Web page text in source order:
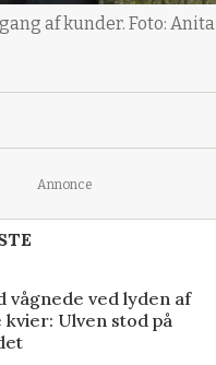
af kunder. Foto: Anita
Annonce
vågnede ved lyden af
Ulven stod på